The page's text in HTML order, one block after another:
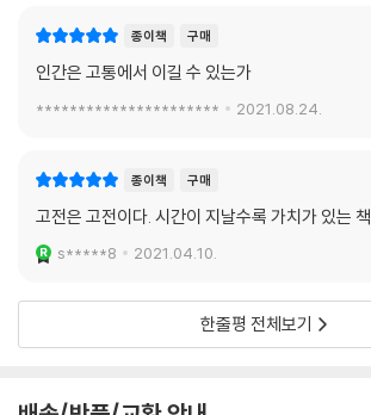
종이책 구매
인간은 고통에서 이길 수 있는가
********************** 2021.08.24.
종이책 구매
고전은 고전이다. 시간이 지날수록 가치가 있는 책.
s*****8 2021.04.10.
한줄평 전체보기